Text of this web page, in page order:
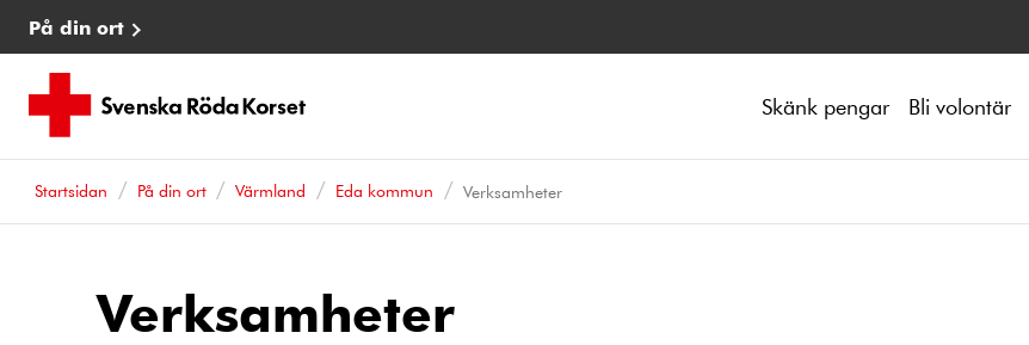
På din ort
Skänk pengar Bli volontär
Startsidan På din ort Värmland Eda kommun Verksamheter
Verksamheter